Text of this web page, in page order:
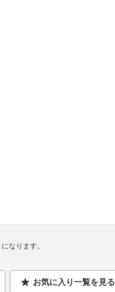
なります。
お気に入り一覧を見る